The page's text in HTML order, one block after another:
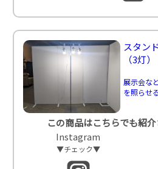
スタン
（3灯）
展示会な
を照らせ
この商品はこちらでも紹
Instagram
▼チェック▼